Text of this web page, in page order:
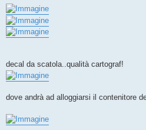
decal da scatola..qualità cartograf!
dove andrà ad alloggiarsi il contenitore